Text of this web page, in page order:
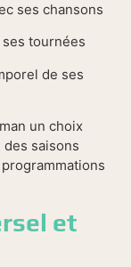
ses chansons
tournées
de ses
un choix
saisons
et